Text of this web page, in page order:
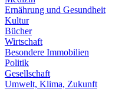
Ernährung und Gesundheit
Kultur
Bücher
Wirtschaft
Besondere Immobilien
Politik
Gesellschaft
Umwelt, Klima, Zukunft